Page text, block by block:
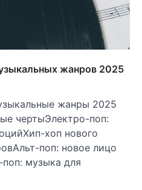
жанров 2025
жанры 2025
чертыЭлектро-поп:
хоп нового
поп: новое лицо
музыка для